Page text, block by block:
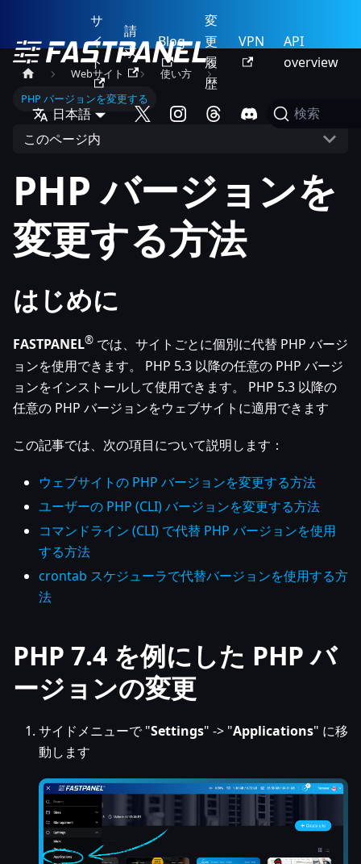
サ
イ
ト
請
求
Blog
変
更
履
歴
VPN
API
overview
日本語 検索
Webサイト
使い方
PHP バージョンを変更する
このページ内
PHP バージョンを
変更する方法
はじめに
FASTPANEL® では、サイトごとに個別に代替 PHP バージ
ョンを使用できます。 PHP 5.3 以降の任意の PHP バージ
ョンをインストールして使用できます。 PHP 5.3 以降の
任意の PHP バージョンをウェブサイトに適用できます
この記事では、次の項目について説明します：
ウェブサイトの PHP バージョンを変更する方法
ユーザーの PHP (CLI) バージョンを変更する方法
コマンドライン (CLI) で代替 PHP バージョンを使用
する方法
crontab スケジューラで代替バージョンを使用する方
法
PHP 7.4 を例にした PHP バ
ージョンの変更
サイドメニューで "Settings" -> "Applications" に移
動します